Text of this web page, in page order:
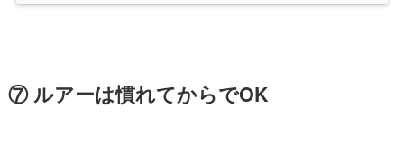
⑦ ルアーは慣れてからでOK